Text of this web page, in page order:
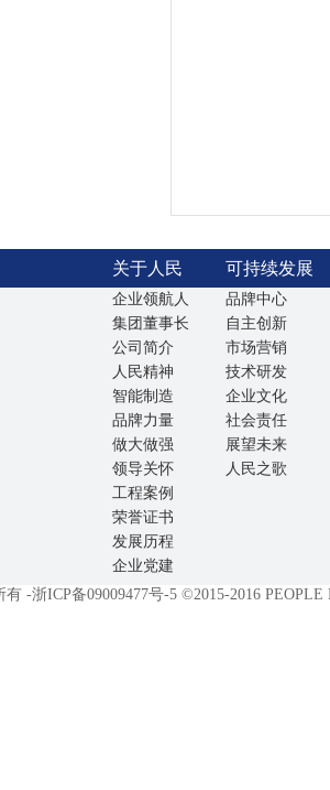
关于人民 可持续发展
企业领航人
集团董事长
公司简介
人民精神
智能制造
品牌力量
做大做强
领导关怀
工程案例
荣誉证书
发展历程
企业党建
品牌中心
自主创新
市场营销
技术研发
企业文化
社会责任
展望未来
人民之歌
有 -浙ICP备09009477号-5 ©2015-2016 PEOPLE